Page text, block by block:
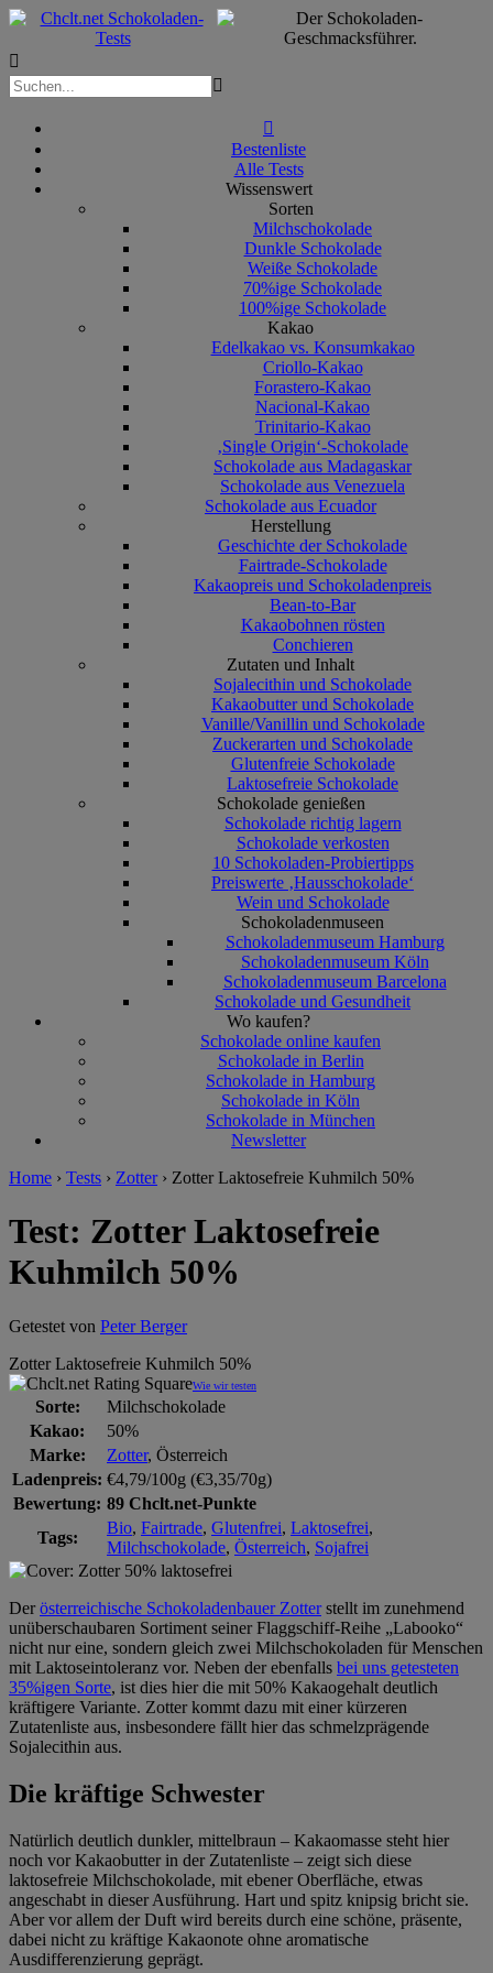



Bestenliste
Alle Tests
Wissenswert
Sorten
Milchschokolade
Dunkle Schokolade
Weiße Schokolade
70%ige Schokolade
100%ige Schokolade
Kakao
Edelkakao vs. Konsumkakao
Criollo-Kakao
Forastero-Kakao
Nacional-Kakao
Trinitario-Kakao
‚Single Origin‘-Schokolade
Schokolade aus Madagaskar
Schokolade aus Venezuela
Schokolade aus Ecuador
Herstellung
Geschichte der Schokolade
Fairtrade-Schokolade
Kakaopreis und Schokoladenpreis
Bean-to-Bar
Kakaobohnen rösten
Conchieren
Zutaten und Inhalt
Sojalecithin und Schokolade
Kakaobutter und Schokolade
Vanille/Vanillin und Schokolade
Zuckerarten und Schokolade
Glutenfreie Schokolade
Laktosefreie Schokolade
Schokolade genießen
Schokolade richtig lagern
Schokolade verkosten
10 Schokoladen-Probiertipps
Preiswerte ‚Hausschokolade‘
Wein und Schokolade
Schokoladenmuseen
Schokoladenmuseum Hamburg
Schokoladenmuseum Köln
Schokoladenmuseum Barcelona
Schokolade und Gesundheit
Wo kaufen?
Schokolade online kaufen
Schokolade in Berlin
Schokolade in Hamburg
Schokolade in Köln
Schokolade in München
Newsletter
Home › Tests › Zotter › Zotter Laktosefreie Kuhmilch 50%
Test: Zotter Laktosefreie
Kuhmilch 50%
Getestet von Peter Berger
Zotter Laktosefreie Kuhmilch 50%
Wie wir testen
Sorte:
Milchschokolade
Kakao:
50%
Marke:
Zotter, Österreich
Ladenpreis: €4,79/100g (€3,35/70g)
Bewertung: 89 Chclt.net-Punkte
Tags:
Bio, Fairtrade, Glutenfrei, Laktosefrei,
Milchschokolade, Österreich, Sojafrei
Derösterreichische Schokoladenbauer Zotterstellt im zunehmend
unüberschaubaren Sortiment seiner Flaggschiff-Reihe „Labooko“
nicht nur eine, sondern gleich zwei Milchschokoladen für Menschen
mit Laktoseintoleranz vor. Neben der ebenfalls bei uns getesteten
35%igen Sorte, ist dies hier die mit 50% Kakaogehalt deutlich
kräftigere Variante. Zotter kommt dazu mit einer kürzeren
Zutatenliste aus, insbesondere fällt hier das schmelzprägende
Sojalecithin aus.
Die kräftige Schwester
Natürlich deutlich dunkler, mittelbraun – Kakaomasse steht hier
noch vor Kakaobutter in der Zutatenliste – zeigt sich diese
laktosefreie Milchschokolade, mit ebener Oberfläche, etwas
angeschabt in dieser Ausführung. Hart und spitz knipsig bricht sie.
Aber vor allem der Duft wird bereits durch eine schöne, präsente,
dabei nicht zu kräftige Kakaonote ohne aromatische
Ausdifferenzierung geprägt.